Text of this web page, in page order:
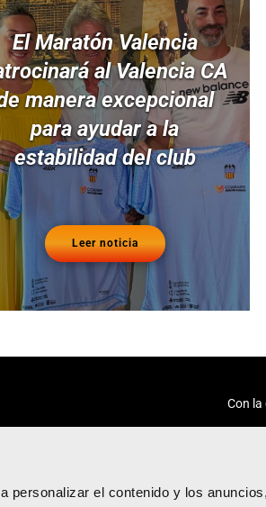
personalizar el contenido y los
El Maratón Valencia
al Valencia CA
manera excepcional
para ayudar a la
estabilidad del club
Leer noticia
Con la